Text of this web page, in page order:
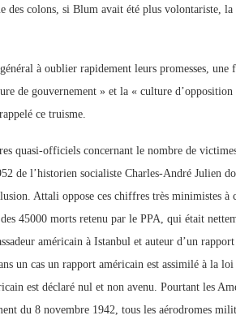
des colons, si Blum avait été plus volontariste,
à oublier rapidement leurs promesses, une
de gouvernement » et la « culture d’opposition
ce truisme.
quasi-officiels concernant le nombre de
de l’historien socialiste Charles-André Julien
Attali oppose ces chiffres très minimistes à
45000 morts retenu par le PPA, qui était
américain à Istanbul et auteur d’un
un cas un rapport américain est assimilé à la loi
est déclaré nul et non avenu. Pourtant les
du 8 novembre 1942, tous les aérodromes